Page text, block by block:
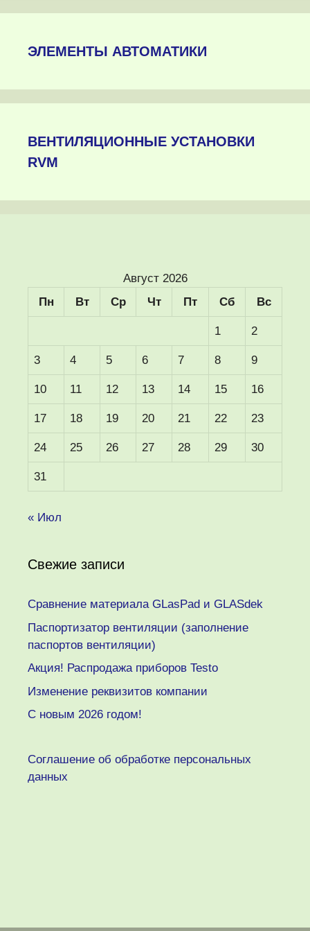
ЭЛЕМЕНТЫ АВТОМАТИКИ
ВЕНТИЛЯЦИОННЫЕ УСТАНОВКИ
RVM
Август 2026
Пн
Вт Ср Чт Пт Сб Вс
1 2
3 4 5 6 7 8 9
10 11 12 13 14 15 16
17 18 19 20 21 22 23
24 25 26 27 28 29 30
31
« Июл
Свежие записи
Сравнение материала GLasPad и GLASdek
Паспортизатор вентиляции (заполнение
паспортов вентиляции)
Акция! Распродажа приборов Testo
Изменение реквизитов компании
C новым 2026 годом!
Соглашение об обработке персональных
данных